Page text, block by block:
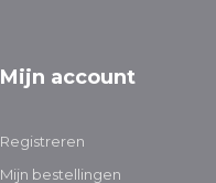
Mijn account
Registreren
Mijn bestellingen